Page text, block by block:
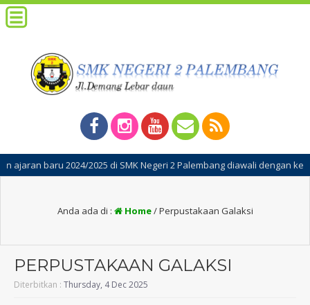
di SMK Negeri 2 Palembang diawali dengan kegiatan Masa
Anda ada di : Home/Perpustakaan Galaksi
PERPUSTAKAAN GALAKSI
Diterbitkan : Thursday, 4 Dec 2025